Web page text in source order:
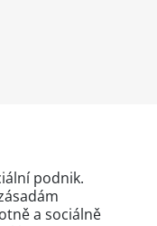
podnik.
a sociálně